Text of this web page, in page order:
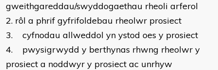
gweithgareddau/swyddogaethau rheoli arferol
2. rôl a phrif gyfrifoldebau rheolwr prosiect
3.
cyfnodau allweddol yn ystod oes y prosiect
4.
pwysigrwydd y berthynas rhwng rheolwr y
prosiect a noddwyr y prosiect ac unrhyw